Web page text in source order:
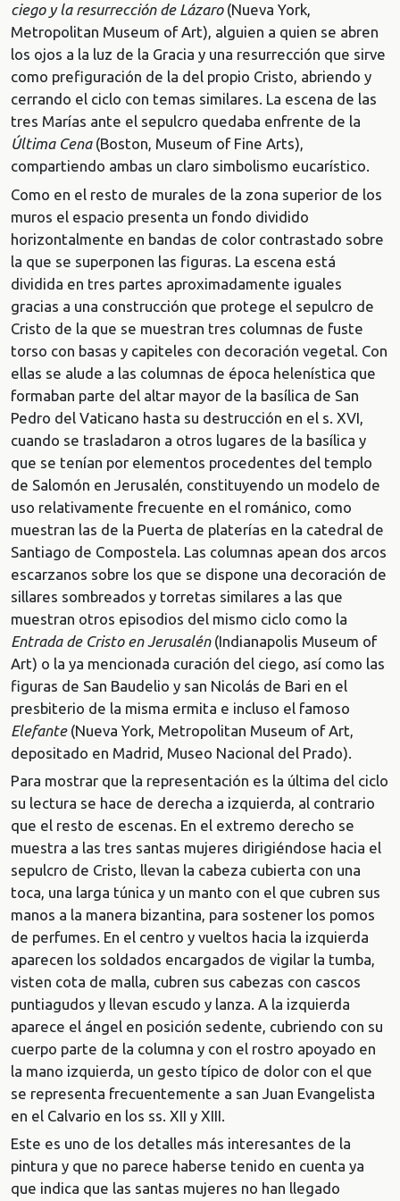
ciego y la resurrección de Lázaro(Nueva York,
Metropolitan Museum of Art), alguien a quien se abren
los ojos a la luz de la Gracia y una resurrección que sirve
como prefiguración de la del propio Cristo, abriendo y
cerrando el ciclo con temas similares. La escena de las
tres Marías ante el sepulcro quedaba enfrente de la
Última Cena(Boston, Museum of Fine Arts),
compartiendo ambas un claro simbolismo eucarístico.
Como en el resto de murales de la zona superior de los
muros el espacio presenta un fondo dividido
horizontalmente en bandas de color contrastado sobre
la que se superponen las figuras. La escena está
dividida en tres partes aproximadamente iguales
gracias a una construcción que protege el sepulcro de
Cristo de la que se muestran tres columnas de fuste
torso con basas y capiteles con decoración vegetal. Con
ellas se alude a las columnas de época helenística que
formaban parte del altar mayor de la basílica de San
Pedro del Vaticano hasta su destrucción en el s. XVI,
cuando se trasladaron a otros lugares de la basílica y
que se tenían por elementos procedentes del templo
de Salomón en Jerusalén, constituyendo un modelo de
uso relativamente frecuente en el románico, como
muestran las de la Puerta de platerías en la catedral de
Santiago de Compostela. Las columnas apean dos arcos
escarzanos sobre los que se dispone una decoración de
sillares sombreados y torretas similares a las que
muestran otros episodios del mismo ciclo como la
Entrada de Cristo en Jerusalén(Indianapolis Museum of
Art) o la ya mencionada curación del ciego, así como las
figuras de San Baudelio y san Nicolás de Bari en el
presbiterio de la misma ermita e incluso el famoso
Elefante(Nueva York, Metropolitan Museum of Art,
depositado en Madrid, Museo Nacional del Prado).
Para mostrar que la representación es la última del ciclo
su lectura se hace de derecha a izquierda, al contrario
que el resto de escenas. En el extremo derecho se
muestra a las tres santas mujeres dirigiéndose hacia el
sepulcro de Cristo, llevan la cabeza cubierta con una
toca, una larga túnica y un manto con el que cubren sus
manos a la manera bizantina, para sostener los pomos
de perfumes. En el centro y vueltos hacia la izquierda
aparecen los soldados encargados de vigilar la tumba,
visten cota de malla, cubren sus cabezas con cascos
puntiagudos y llevan escudo y lanza. A la izquierda
aparece el ángel en posición sedente, cubriendo con su
cuerpo parte de la columna y con el rostro apoyado en
la mano izquierda, un gesto típico de dolor con el que
se representa frecuentemente a san Juan Evangelista
en el Calvario en los ss. XII y XIII.
Este es uno de los detalles más interesantes de la
pintura y que no parece haberse tenido en cuenta ya
que indica que las santas mujeres no han llegado